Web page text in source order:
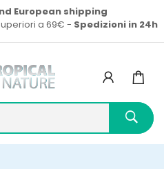
European shipping
a 69€ - Spedizioni in 24h
Prodotti